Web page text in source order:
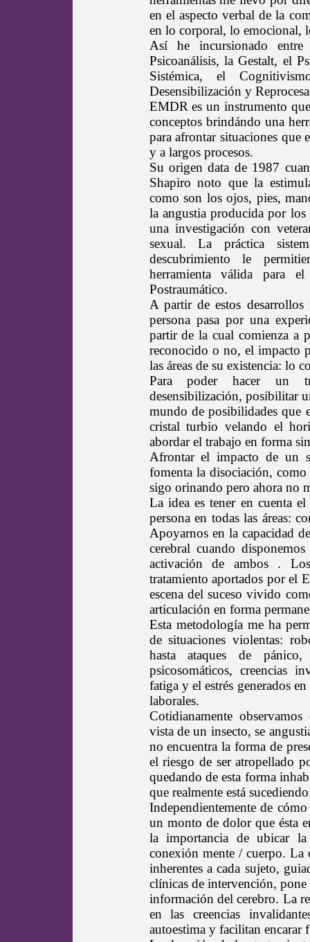
en el aspecto verbal de la
en lo corporal, lo emocional,
Así he incursionado
Psicoanálisis, la Gestalt, el
Sistémica, el
Desensibilización y
EMDR es un instrumento
conceptos brindándo una
para afrontar situaciones que
y a largos procesos.
Su origen data de 1987
Shapiro noto que la
como son los ojos, pies,
la angustia producida por
una investigación con
sexual. La práctica
descubrimiento le
herramienta válida para
Postraumático.
A partir de estos
persona pasa por una
partir de la cual comienza a
reconocido o no, el impacto
las áreas de su existencia: lo
Para poder hacer un
desensibilización, posibilitar
mundo de posibilidades que
cristal turbio velando el
abordar el trabajo en forma
Afrontar el impacto de un
fomenta la disociación, como
sigo orinando pero ahora no
La idea es tener en cuenta
persona en todas las áreas:
Apoyarnos en la capacidad
cerebral cuando
activación de ambos .
tratamiento aportados por el
escena del suceso vivido
articulación en forma
Esta metodología me ha
de situaciones violentas:
hasta ataques de pánico,
psicosomáticos, creencias
fatiga y el estrés generados
laborales.
Cotidianamente
vista de un insecto, se
no encuentra la forma de
el riesgo de ser atropellado
quedando de esta forma
que realmente está
Independientemente de
un monto de dolor que ésta
la importancia de ubicar
conexión mente / cuerpo. La
inherentes a cada sujeto,
clínicas de intervención, pone
información del cerebro. La
en las creencias
autoestima y facilitan encarar